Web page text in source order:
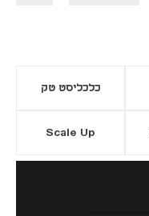
כלכליסט טק
Scale Up
נפתח בכרטיסייה חדשה